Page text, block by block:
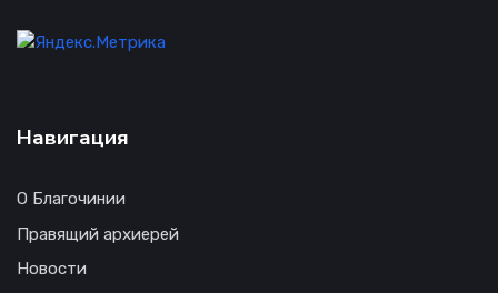
Навигация
О Благочинии
Правящий архиерей
Новости